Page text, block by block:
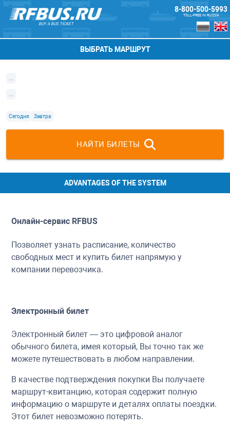
BUY A BUS TICKET
8-800-500-5993
TOLL-FREE IN RUSSIA
ВЫБРАТЬ МАРШРУТ
Сегодня Завтра
НАЙТИ БИЛЕТЫ
ADVANTAGES OF THE SYSTEM
Онлайн-сервис RFBUS
Позволяет узнать расписание, количество
свободных мест и купить билет напрямую у
компании перевозчика.
Электронный билет
Электронный билет — это цифровой аналог
обычного билета, имея который, Вы точно так же
можете путешествовать в любом направлении.
В качестве подтверждения покупки Вы получаете
маршрут-квитанцию, которая содержит полную
информацию о маршруте и деталях оплаты поездки.
Этот билет невозможно потерять.